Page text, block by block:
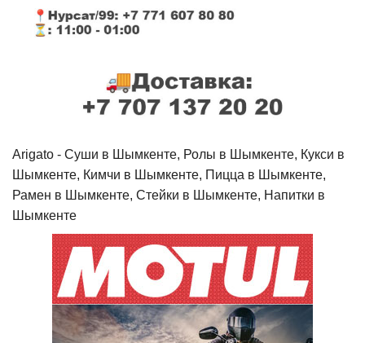
Arigato - Cуши в Шымкенте, Ролы в Шымкенте, Кукси в
Шымкенте, Кимчи в Шымкенте, Пицца в Шымкенте,
Рамен в Шымкенте, Стейки в Шымкенте, Напитки в
Шымкенте